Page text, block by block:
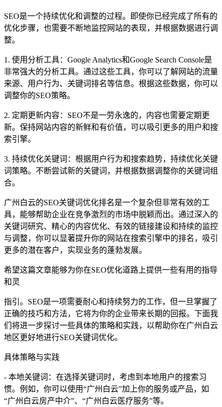
SEO是一个持续优化和调整的过程。即使你已经完成了所有的
优化步骤，也需要不断地监控网站的表现，并根据数据进行调
整。
1. 使用分析工具：Google Analytics和Google Search Console是
非常强大的分析工具。通过这些工具，你可以了解网站的流量
来源、用户行为、关键词排名等信息。根据这些数据，你可以
调整你的SEO策略。
2. 定期更新内容：SEO不是一劳永逸的，内容也需要定期更
新。保持网站内容的新鲜和有价值，可以吸引更多的用户和搜
索引擎。
3. 持续优化关键词：根据用户行为和搜索趋势，持续优化关键
词策略。不断尝试新的关键词，并根据数据调整你的关键词组
合。
广州白云的SEO关键词优化排名是一个复杂但非常有效的工
具，能够帮助企业在竞争激烈的市场中脱颖而出。通过深入的
关键词研究、精心的内容优化、有效的链接建设和持续的监控
与调整，你可以显著提升你的网站在搜索引擎中的排名，吸引
更多的潜在客户，实现业务的蓬勃发展。
希望这篇文章能够为你在SEO优化道路上提供一些有用的指导
和灵
指引。SEO是一项需要耐心和持续努力的工作，但一旦掌握了
正确的技巧和方法，它将为你的企业带来长期的回报。下面我
们将进一步探讨一些具体的策略和实践，以帮助你在广州白云
地区更好地进行SEO关键词优化。
具体策略与实践
- 本地关键词：在选择关键词时，考虑到本地用户的搜索习
惯。例如，你可以使用“广州白云”加上你的服务或产品，如
“广州白云房产中介”、“广州白云医疗服务”等。